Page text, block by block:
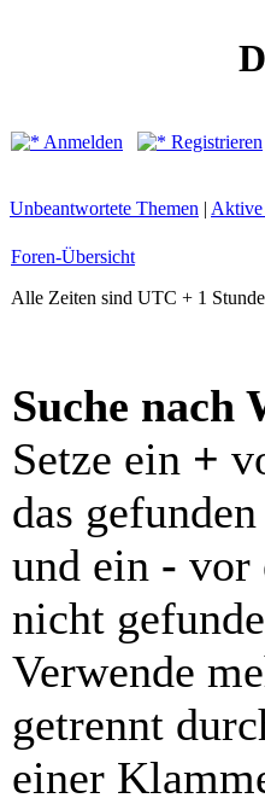
Anmelden
Registrieren
Unbeantwortete Themen | Aktive
Foren-Übersicht
Alle Zeiten sind UTC + 1
Suche nach
Setze ein +
das
und ein - vor
nicht
Verwende
getrennt
einer